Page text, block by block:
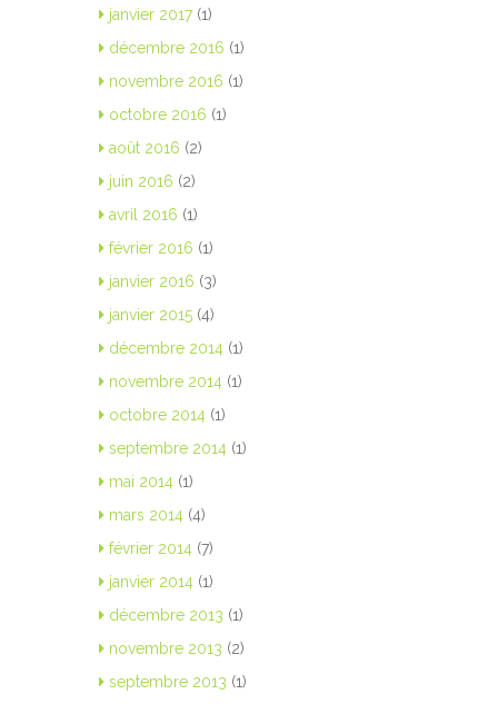
janvier 2017(1)
décembre 2016 (1)
novembre 2016 (1)
octobre 2016 (1)
août 2016 (2)
juin 2016 (2)
avril 2016 (1)
février 2016 (1)
janvier 2016 (3)
janvier 2015 (4)
décembre 2014 (1)
novembre 2014 (1)
octobre 2014 (1)
septembre 2014 (1)
mai 2014 (1)
mars 2014 (4)
février 2014 (7)
janvier 2014 (1)
décembre 2013 (1)
novembre 2013 (2)
septembre 2013 (1)